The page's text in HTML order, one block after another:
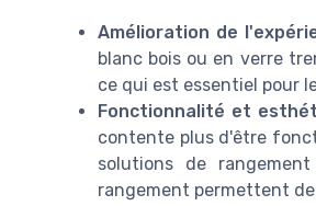
Amélioration de
blanc bois ou en verre
ce qui est essentiel pour
Fonctionnalité et
contente plus d'être
solutions de
rangement permettent